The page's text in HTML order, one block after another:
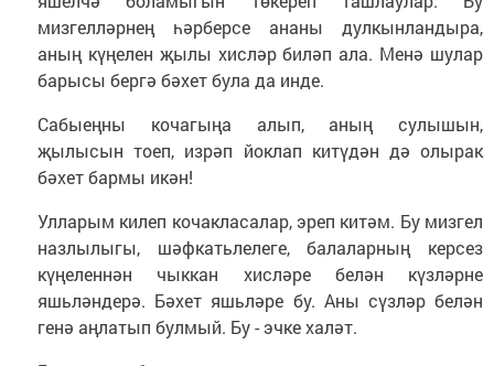
мизгелләрнең һәрберсе ананы дулкынландыра,
аның күңелен җылы хисләр биләп ала. Менә шулар
барысы бергә бәхет була да инде.
Сабыеңны кочагыңа алып, аның сулышын,
җылысын тоеп, изрәп йоклап китүдән дә олырак
бәхет бармы икән!
Улларым килеп кочакласалар, эреп китәм. Бу мизгел
назлылыгы, шәфкатьлелеге, балаларның керсез
күңеленнән чыккан хисләре белән күзләрне
яшьләндерә. Бәхет яшьләре бу. Аны сүзләр белән
генә аңлатып булмый. Бу - эчке халәт.